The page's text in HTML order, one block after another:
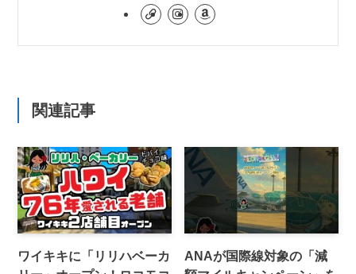
関連記事
ワイキキに「リリハベーカ
ANAが国際線対象の「減